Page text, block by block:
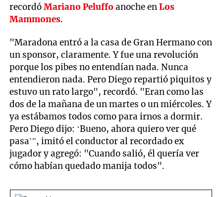
recordóMariano Peluffoanoche enLos
Mammones.
"Maradona entró a la casa de Gran Hermano con
un sponsor, claramente. Y fue una revolución
porque los pibes no entendían nada. Nunca
entendieron nada. Pero Diego repartió piquitos y
estuvo un rato largo", recordó. "Eran como las
dos de la mañana de un martes o un miércoles. Y
ya estábamos todos como para irnos a dormir.
Pero Diego dijo: ‘Bueno, ahora quiero ver qué
pasa’”, imitó el conductor al recordado ex
jugador y agregó: "Cuando salió, él quería ver
cómo habían quedado manija todos".